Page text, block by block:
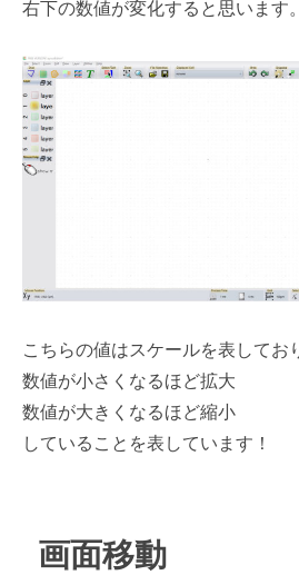
右下の数値が変化すると思います。
こちらの値はスケールを表してお
数値が小さくなるほど拡大
数値が大きくなるほど縮小
していることを表しています！
画面移動